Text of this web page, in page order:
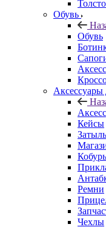
Обувь
Обувь
Аксессуары
Кейсы
Ремни
Чехлы